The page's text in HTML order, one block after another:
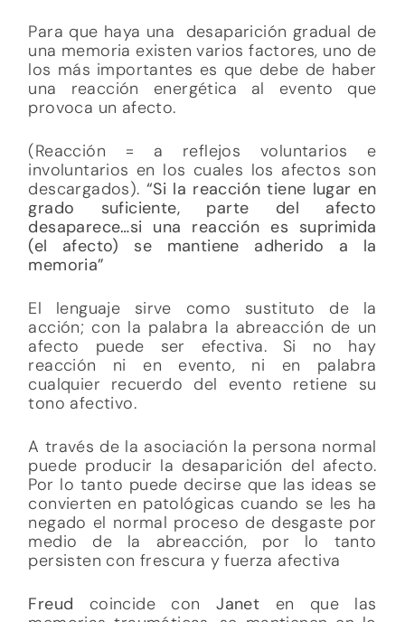
Para que haya una desaparición gradual de
una memoria existen varios factores, uno de
los más importantes es que debe de haber
una reacción energética al evento que
provoca un afecto.
(Reacción = a reflejos voluntarios e
involuntarios en los cuales los afectos son
descargados). “Si la reacción tiene lugar en
grado suficiente, parte del afecto
desaparece…si una reacción es suprimida
(el afecto) se mantiene adherido a la
memoria”
El lenguaje sirve como sustituto de la
acción; con la palabra la abreacción de un
afecto puede ser efectiva. Si no hay
reacción ni en evento, ni en palabra
cualquier recuerdo del evento retiene su
tono afectivo.
A través de la asociación la persona normal
puede producir la desaparición del afecto.
Por lo tanto puede decirse que las ideas se
convierten en patológicas cuando se les ha
negado el normal proceso de desgaste por
medio de la abreacción, por lo tanto
persisten con frescura y fuerza afectiva
Freud coincide conJanet en que las